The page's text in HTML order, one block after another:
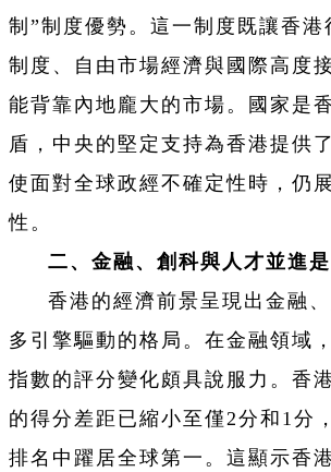
制”制度優勢。這一制度既讓香港
制度、自由市場經濟與國際高度
能背靠內地龐大的市場。國家是
盾，中央的堅定支持為香港提供
使面對全球政經不確定性時，仍
性。
二、金融、創科與人才並進
香港的經濟前景呈現出金融
多引擎驅動的格局。在金融領域
指數的評分變化頗具說服力。香
的得分差距已縮小至僅2分和1分
排名中躍居全球第一。這顯示香